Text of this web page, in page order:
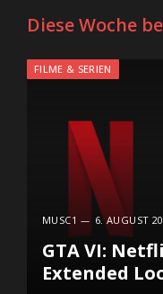
Diese Woche
FILME & SERIEN
MUSC1 6. AUGUST
GTA VI:
Extended